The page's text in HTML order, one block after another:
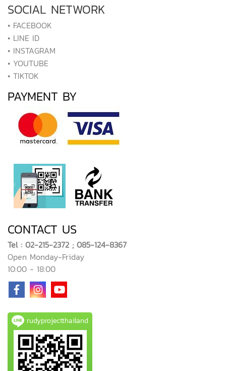
SOCIAL NETWORK
• FACEBOOK
• LINE ID
• INSTAGRAM
• YOUTUBE
• TIKTOK
PAYMENT BY
CONTACT US
Tel : 02-215-2372 ; 085-124-8367
Open Monday-Friday
10:00 - 18:00
rudyprojectthailand